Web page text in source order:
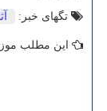
تگهای خبر:
این مطلب